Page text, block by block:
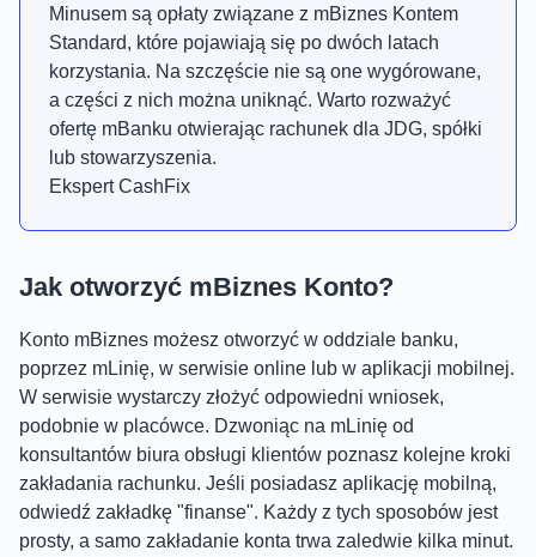
Minusem są opłaty związane z mBiznes Kontem
Standard, które pojawiają się po dwóch latach
korzystania. Na szczęście nie są one wygórowane,
a części z nich można uniknąć. Warto rozważyć
ofertę mBanku otwierając rachunek dla JDG, spółki
lub stowarzyszenia.
Ekspert CashFix
Jak otworzyć mBiznes Konto?
Konto mBiznes możesz otworzyć w oddziale banku,
poprzez mLinię, w serwisie online lub w aplikacji mobilnej.
W serwisie wystarczy złożyć odpowiedni wniosek,
podobnie w placówce. Dzwoniąc na mLinię od
konsultantów biura obsługi klientów poznasz kolejne kroki
zakładania rachunku. Jeśli posiadasz aplikację mobilną,
odwiedź zakładkę "finanse". Każdy z tych sposobów jest
prosty, a samo zakładanie konta trwa zaledwie kilka minut.